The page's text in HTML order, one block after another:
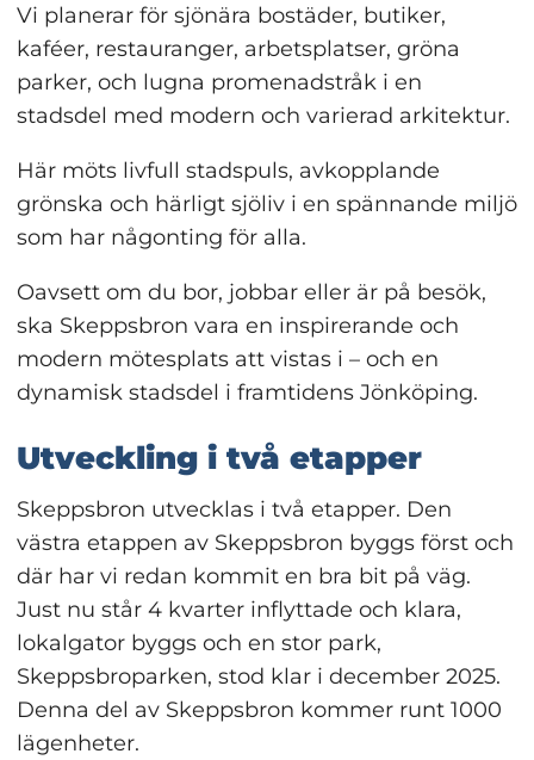
Vi planerar för sjönära bostäder, butiker,
kaféer, restauranger, arbetsplatser, gröna
parker, och lugna promenadstråk i en
stadsdel med modern och varierad arkitektur.
Här möts livfull stadspuls, avkopplande
grönska och härligt sjöliv i en spännande miljö
som har någonting för alla.
Oavsett om du bor, jobbar eller är på besök,
ska Skeppsbron vara en inspirerande och
modern mötesplats att vistas i – och en
dynamisk stadsdel i framtidens Jönköping.
Utveckling i två etapper
Skeppsbron utvecklas i två etapper. Den
västra etappen av Skeppsbron byggs först och
där har vi redan kommit en bra bit på väg.
Just nu står 4 kvarter inflyttade och klara,
lokalgator byggs och en stor park,
Skeppsbroparken, stod klar i december 2025.
Denna del av Skeppsbron kommer runt 1000
lägenheter.